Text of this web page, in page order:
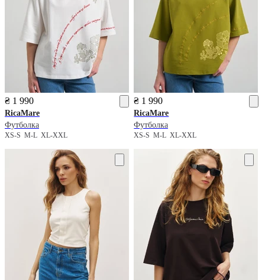
₴ 1 990
RicaMare
Футболка
XS-S M-L XL-XXL
₴ 1 990
RicaMare
Футболка
XS-SM-LXL-XXL